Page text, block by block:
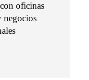
oficinas
negocios